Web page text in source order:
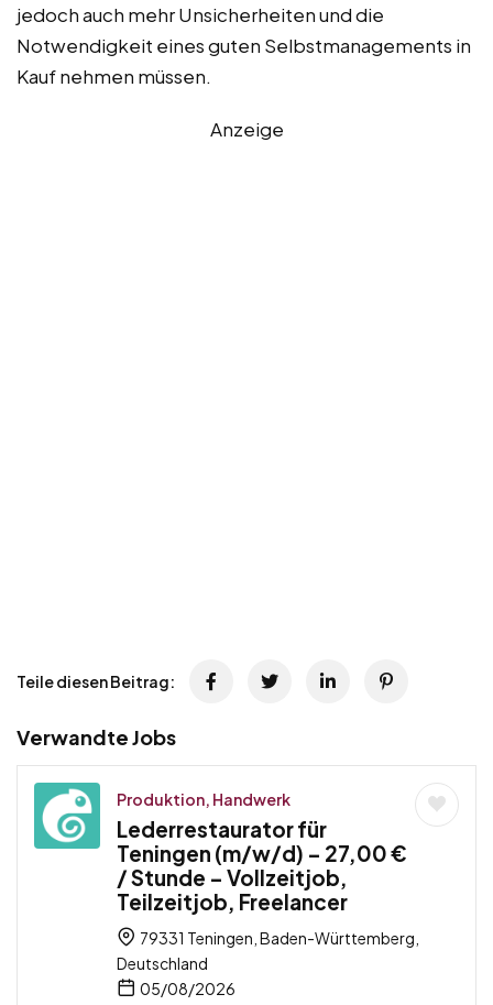
jedoch auch mehr Unsicherheiten und die
Notwendigkeit eines guten Selbstmanagements in
Kauf nehmen müssen.
Anzeige
Teile diesen Beitrag:
Verwandte Jobs
Produktion, Handwerk
Lederrestaurator für
Teningen (m/w/d) – 27,00 €
/ Stunde – Vollzeitjob,
Teilzeitjob, Freelancer
79331 Teningen, Baden-Württemberg,
Deutschland
05/08/2026